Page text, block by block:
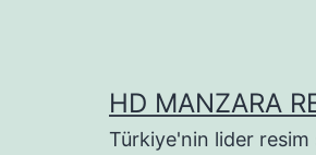
HD MANZARA
Türkiye'nin lider resim